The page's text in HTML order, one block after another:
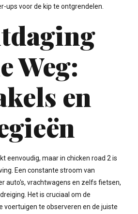
ups voor de kip te ontgrendelen.
Weg:
en
eenvoudig, maar in chicken road 2 is
Een constante stroom van
auto's, vrachtwagens en zelfs fietsen,
Het is cruciaal om de
voertuigen te observeren en de juiste